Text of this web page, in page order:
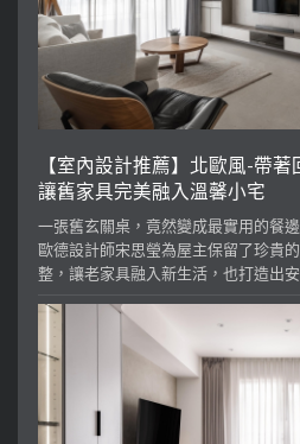
【室內設計推薦】北歐風-帶
讓舊家具完美融入溫馨小宅
一張舊玄關桌，竟然變成最實用的餐
歐德設計師宋思瑩為屋主保留了珍貴
整，讓老家具融入新生活，也打造出